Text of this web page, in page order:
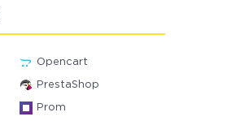
Opencart
PrestaShop
Prom